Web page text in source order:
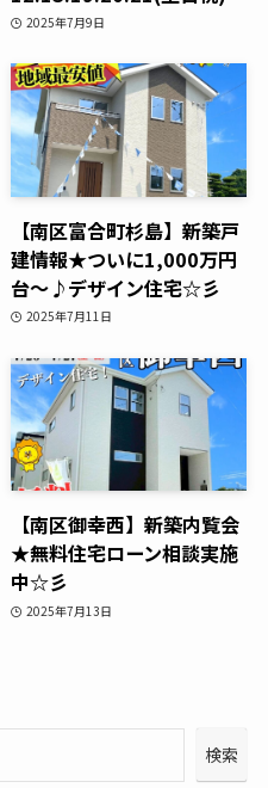
2025年7月9日
【南区富合町杉島】新築戸
建情報★ついに1,000万円
台～♪デザイン住宅☆彡
2025年7月11日
【南区御幸西】新築内覧会
★無料住宅ローン相談実施
中☆彡
2025年7月13日
検索